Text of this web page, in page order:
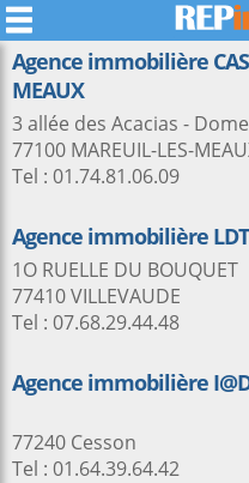
Agence immobilière
MEAUX
3 allée des Acacias -
77100 MAREUIL-LES-
Tel : 01.74.81.06.09
Agence immobilière LDT
1O RUELLE DU BOUQUET
77410 VILLEVAUDE
Tel : 07.68.29.44.48
Agence immobilière I@D
77240 Cesson
Tel : 01.64.39.64.42